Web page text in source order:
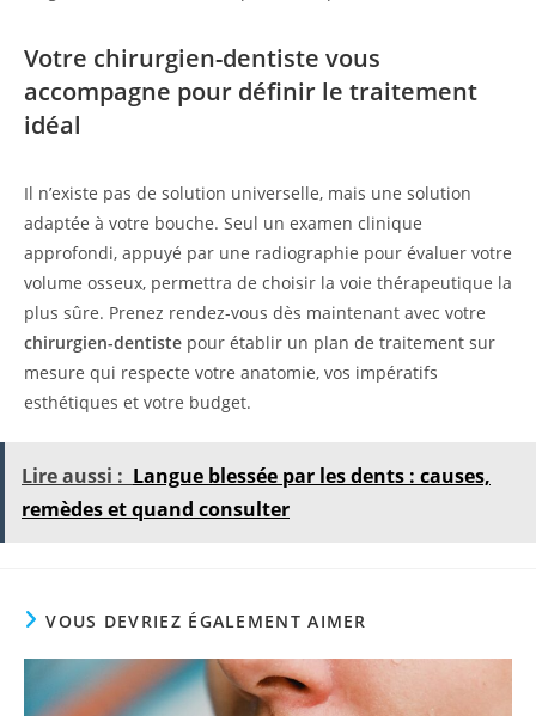
Votre chirurgien-dentiste vous
accompagne pour définir le traitement
idéal
Il n’existe pas de solution universelle, mais une solution
adaptée à votre bouche. Seul un examen clinique
approfondi, appuyé par une radiographie pour évaluer votre
volume osseux, permettra de choisir la voie thérapeutique la
plus sûre. Prenez rendez-vous dès maintenant avec votre
chirurgien-dentiste pour établir un plan de traitement sur
mesure qui respecte votre anatomie, vos impératifs
esthétiques et votre budget.
Lire aussi : Langue blessée par les dents : causes,
remèdes et quand consulter
VOUS DEVRIEZ ÉGALEMENT AIMER